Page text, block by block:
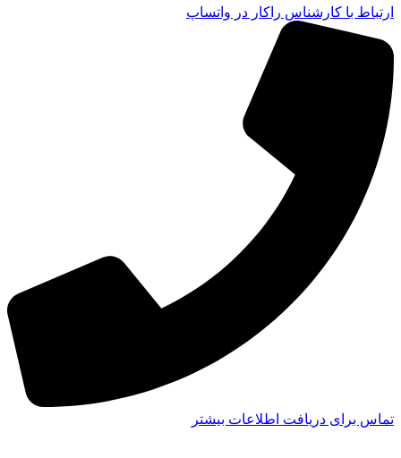
ارتباط با کارشناس راکار در واتساپ
تماس برای دریافت اطلاعات بیشتر